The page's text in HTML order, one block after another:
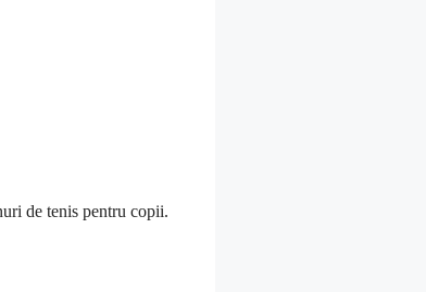
de tenis pentru copii.